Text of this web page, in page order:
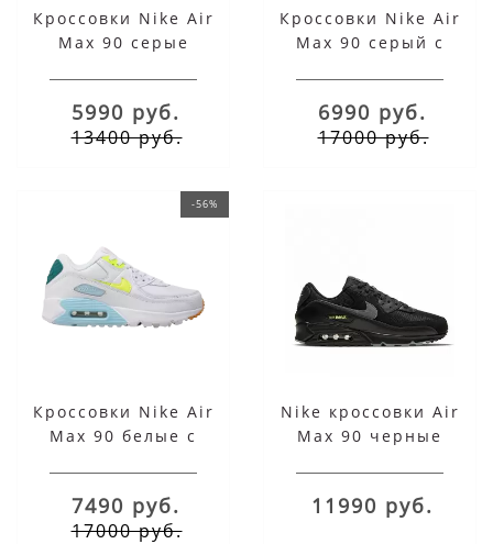
Кроссовки Nike Air
Max 90 серые
5990 руб.
13400 руб.
Кроссовки Nike Air
Max 90 серый с
6990 руб.
17000 руб.
-56%
Кроссовки Nike Air
Max 90 белые с
7490 руб.
17000 руб.
Nike кроссовки Air
Max 90 черные
11990 руб.